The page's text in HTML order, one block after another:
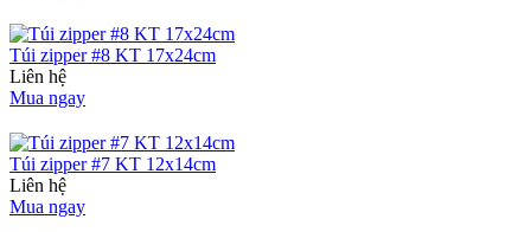
Túi zipper #8 KT 17x24cm
Liên hệ
Mua ngay
Túi zipper #7 KT 12x14cm
Liên hệ
Mua ngay